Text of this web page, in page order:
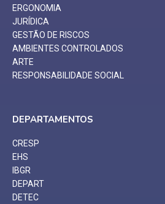
ERGONOMIA
JURÍDICA
GESTÃO DE RISCOS
AMBIENTES CONTROLADOS
ARTE
RESPONSABILIDADE SOCIAL
DEPARTAMENTOS
CRESP
EHS
IBGR
DEPART
DETEC